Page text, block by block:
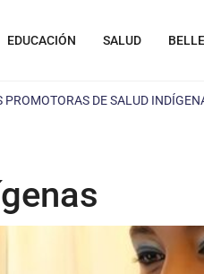
EDUCACIÓN SALUD
PROMOTORAS DE SALUD